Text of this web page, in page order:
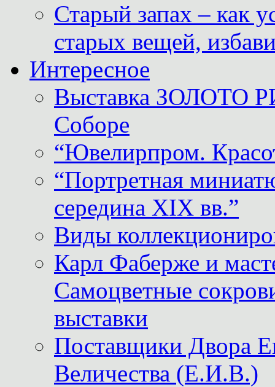
Старый запах – как
старых вещей,
Интересное
Выставка ЗОЛОТО
Соборе
“Ювелирпром.
“Портретная
середина XIX вв.”
Виды
Карл Фаберже и
Самоцветные
выставки
Поставщики
Величества (Е.И.В.)